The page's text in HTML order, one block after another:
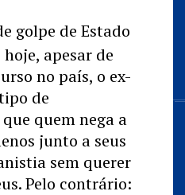
golpe de Estado
apesar de
no país, o ex-
de
quem nega a
junto a seus
sem querer
Pelo contrário: